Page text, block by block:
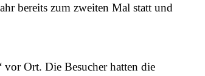
bereits zum zweiten Mal statt und
Ort. Die Besucher hatten die